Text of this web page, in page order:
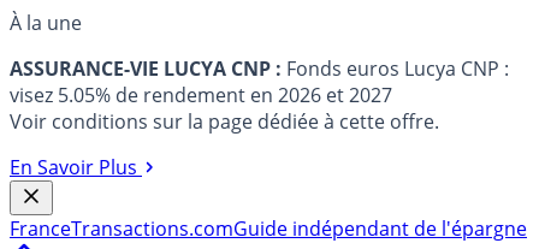
À la une
ASSURANCE-VIE LUCYA CNP : Fonds euros Lucya CNP :
visez 5.05% de rendement en 2026 et 2027
Voir conditions sur la page dédiée à cette offre.
En Savoir Plus
FranceTransactions.comGuide indépendant de l'épargne